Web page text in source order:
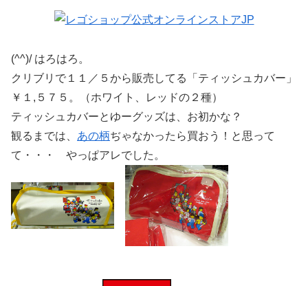
(^^)/ はろはろ。
クリブリで１１／５から販売してる「ティッシュカバー」
￥１,５７５。（ホワイト、レッドの２種）
ティッシュカバーとゆーグッズは、お初かな？
観るまでは、 あの柄ぢゃなかったら買おう！と思って
て・・・ やっぱアレでした。